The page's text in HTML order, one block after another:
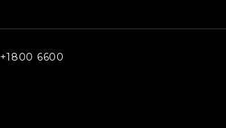
+1800 6600